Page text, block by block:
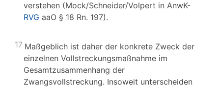
verstehen (Mock/Schneider/Volpert in AnwK-
RVG aaO § 18 Rn. 197).
17 Maßgeblich ist daher der konkrete Zweck der
einzelnen Vollstreckungsmaßnahme im
Gesamtzusammenhang der
Zwangsvollstreckung. Insoweit unterscheiden